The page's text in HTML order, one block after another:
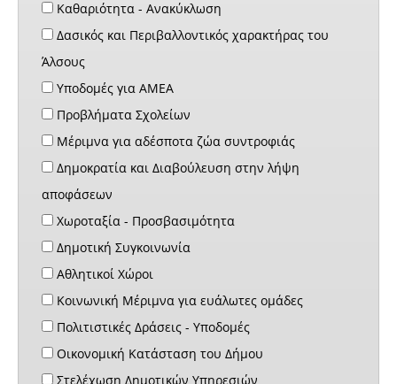
Καθαριότητα - Ανακύκλωση
Δασικός και Περιβαλλοντικός χαρακτήρας του
Άλσους
Υποδομές για ΑΜΕΑ
Προβλήματα Σχολείων
Μέριμνα για αδέσποτα ζώα συντροφιάς
Δημοκρατία και Διαβούλευση στην λήψη
αποφάσεων
Χωροταξία - Προσβασιμότητα
Δημοτική Συγκοινωνία
Αθλητικοί Χώροι
Κοινωνική Μέριμνα για ευάλωτες ομάδες
Πολιτιστικές Δράσεις - Υποδομές
Οικονομική Κατάσταση του Δήμου
Στελέχωση Δημοτικών Υπηρεσιών